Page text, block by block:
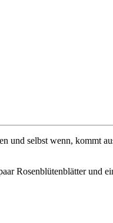
und selbst wenn, kommt
Rosenblütenblätter und